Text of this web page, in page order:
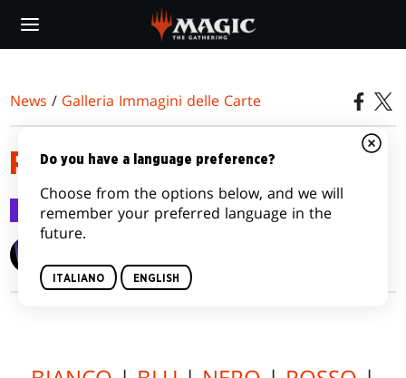
main
News / Galleria Immagini delle Carte
RAVNICA ALLEGIANCE
Galleria Immagini delle Carte 18 dic 2018
Do you have a language preference?
Choose from the options below, and we will
remember your preferred language in the
future.
ITALIANO ENGLISH